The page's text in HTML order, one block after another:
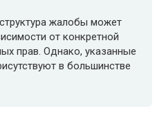
жалобы может
от конкретной
прав. Однако, указанные
в большинстве